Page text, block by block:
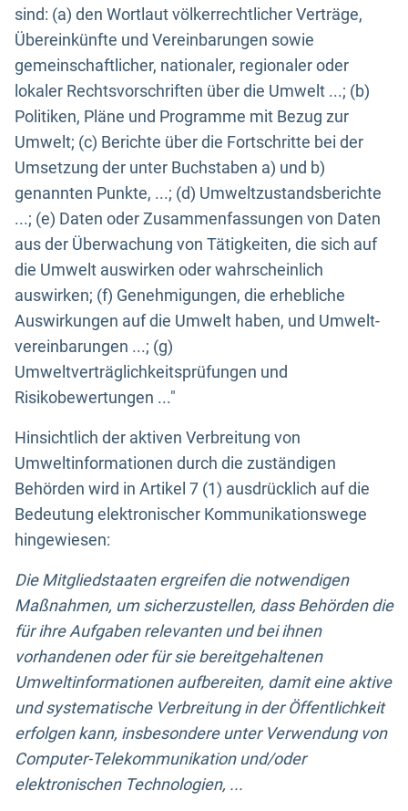
sind: (a) den Wortlaut völkerrechtlicher Verträge,
Übereinkünfte und Vereinbarungen sowie
gemeinschaftlicher, nationaler, regionaler oder
lokaler Rechtsvorschriften über die Umwelt ...; (b)
Politiken, Pläne und Programme mit Bezug zur
Umwelt; (c) Berichte über die Fortschritte bei der
Umsetzung der unter Buchstaben a) und b)
genannten Punkte, ...; (d) Umweltzustandsberichte
...; (e) Daten oder Zusammenfassungen von Daten
aus der Überwachung von Tätigkeiten, die sich auf
die Umwelt auswirken oder wahrscheinlich
auswirken; (f) Genehmigungen, die erhebliche
Auswirkungen auf die Umwelt haben, und Umwelt-
vereinbarungen ...; (g)
Umweltverträglichkeitsprüfungen und
Risikobewertungen ..."
Hinsichtlich der aktiven Verbreitung von
Umweltinformationen durch die zuständigen
Behörden wird in Artikel 7 (1) ausdrücklich auf die
Bedeutung elektronischer Kommunikationswege
hingewiesen:
Die Mitgliedstaaten ergreifen die notwendigen
Maßnahmen, um sicherzustellen, dass Behörden die
für ihre Aufgaben relevanten und bei ihnen
vorhandenen oder für sie bereitgehaltenen
Umweltinformationen aufbereiten, damit eine aktive
und systematische Verbreitung in der Öffentlichkeit
erfolgen kann, insbesondere unter Verwendung von
Computer-Telekommunikation und/oder
elektronischen Technologien, ...